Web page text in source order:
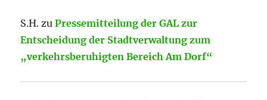
S.H. zuPressemitteilung der GAL zur
Entscheidung der Stadtverwaltung zum
„verkehrsberuhigten Bereich Am Dorf“